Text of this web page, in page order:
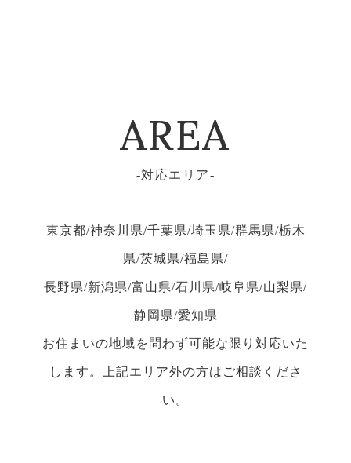
AREA
対応エリア
東京都/神奈川県/千葉県/埼玉県/群馬県/栃木
県/茨城県/福島県/
長野県/新潟県/富山県/石川県/岐阜県/山梨県/
静岡県/愛知県
お住まいの地域を問わず可能な限り対応いた
します。上記エリア外の方はご相談くださ
い。